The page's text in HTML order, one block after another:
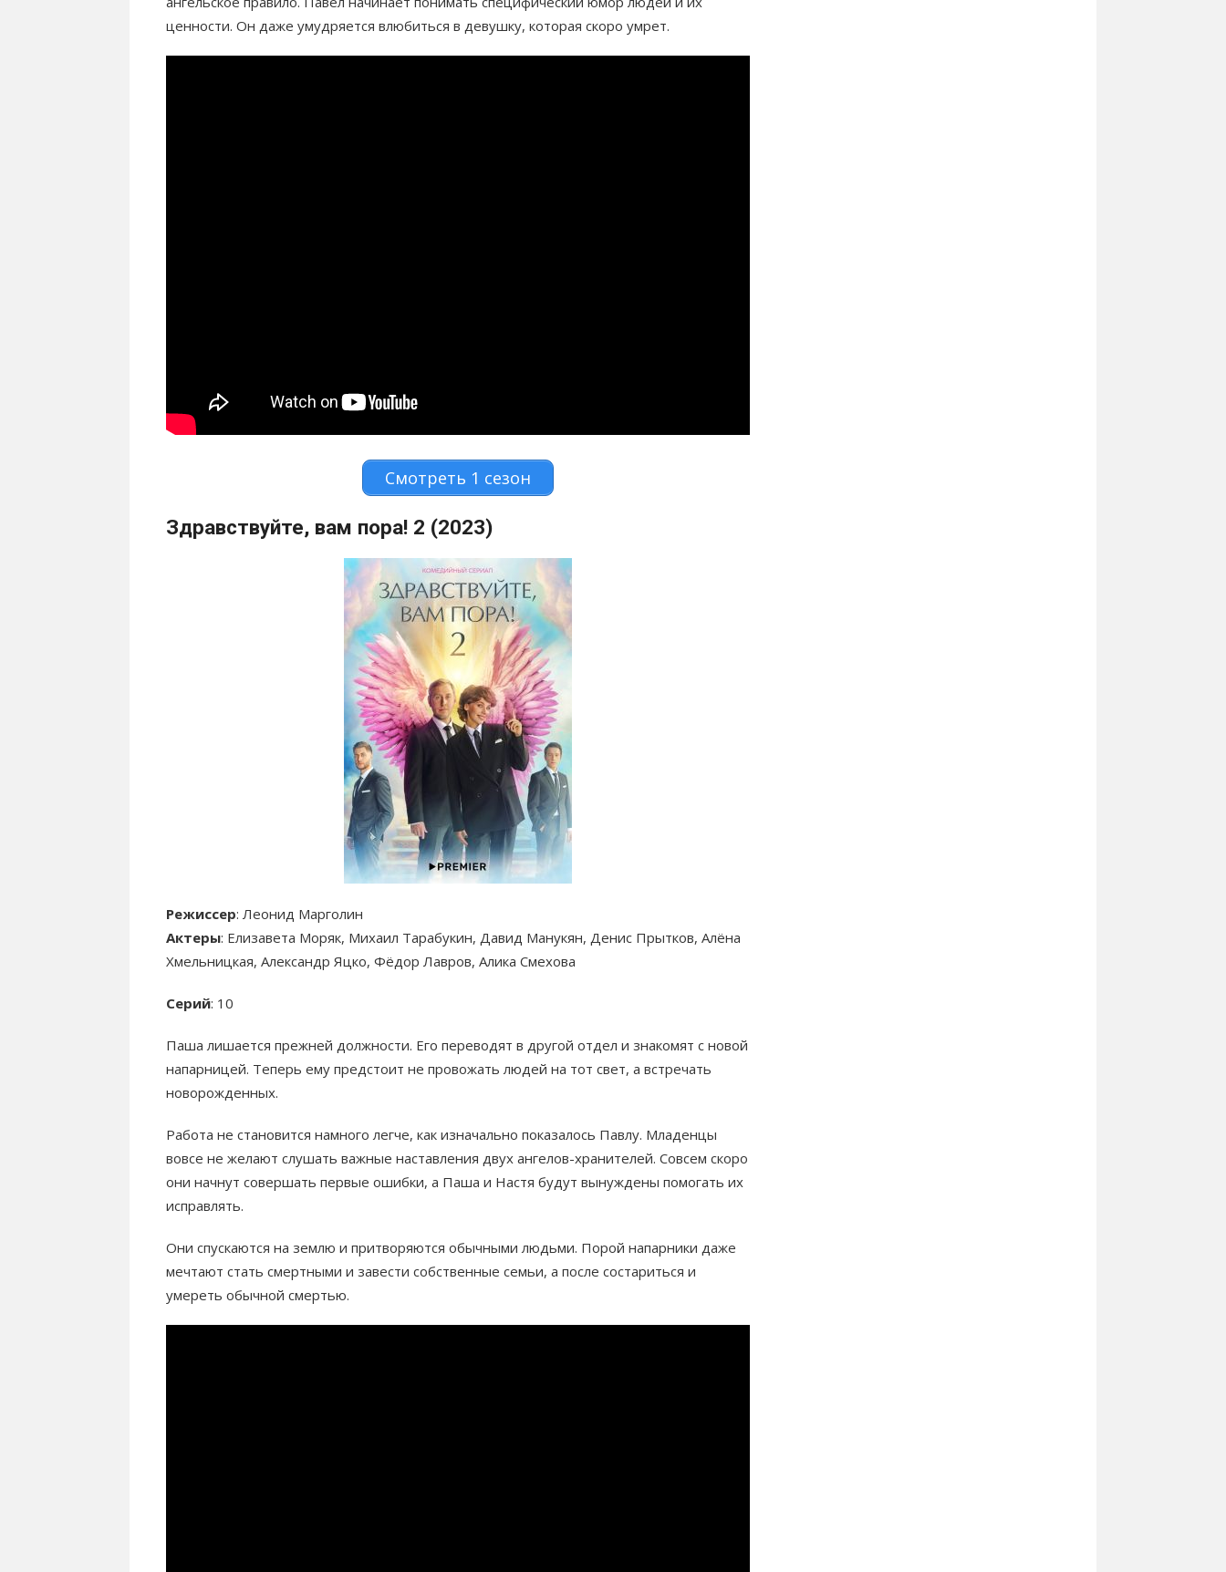
ценности. Он даже умудряется влюбиться в девушку, которая скоро умрет.
Смотреть 1 сезон
Здравствуйте, вам пора! 2 (2023)
Режиссер: Леонид Марголин
Актеры: Елизавета Моряк, Михаил Тарабукин, Давид Манукян, Денис Прытков, Алёна
Хмельницкая, Александр Яцко, Фёдор Лавров, Алика Смехова
Серий: 10
Паша лишается прежней должности. Его переводят в другой отдел и знакомят с новой
напарницей. Теперь ему предстоит не провожать людей на тот свет, а встречать
новорожденных.
Работа не становится намного легче, как изначально показалось Павлу. Младенцы
вовсе не желают слушать важные наставления двух ангелов-хранителей. Совсем скоро
они начнут совершать первые ошибки, а Паша и Настя будут вынуждены помогать их
исправлять.
Они спускаются на землю и притворяются обычными людьми. Порой напарники даже
мечтают стать смертными и завести собственные семьи, а после состариться и
умереть обычной смертью.